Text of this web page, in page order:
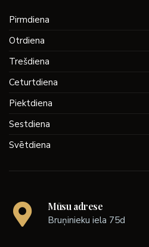
Pirmdiena
Otrdiena
Trešdiena
Ceturtdiena
Piektdiena
Sestdiena
Svētdiena
Mūsu adrese
Bruņinieku iela 75d